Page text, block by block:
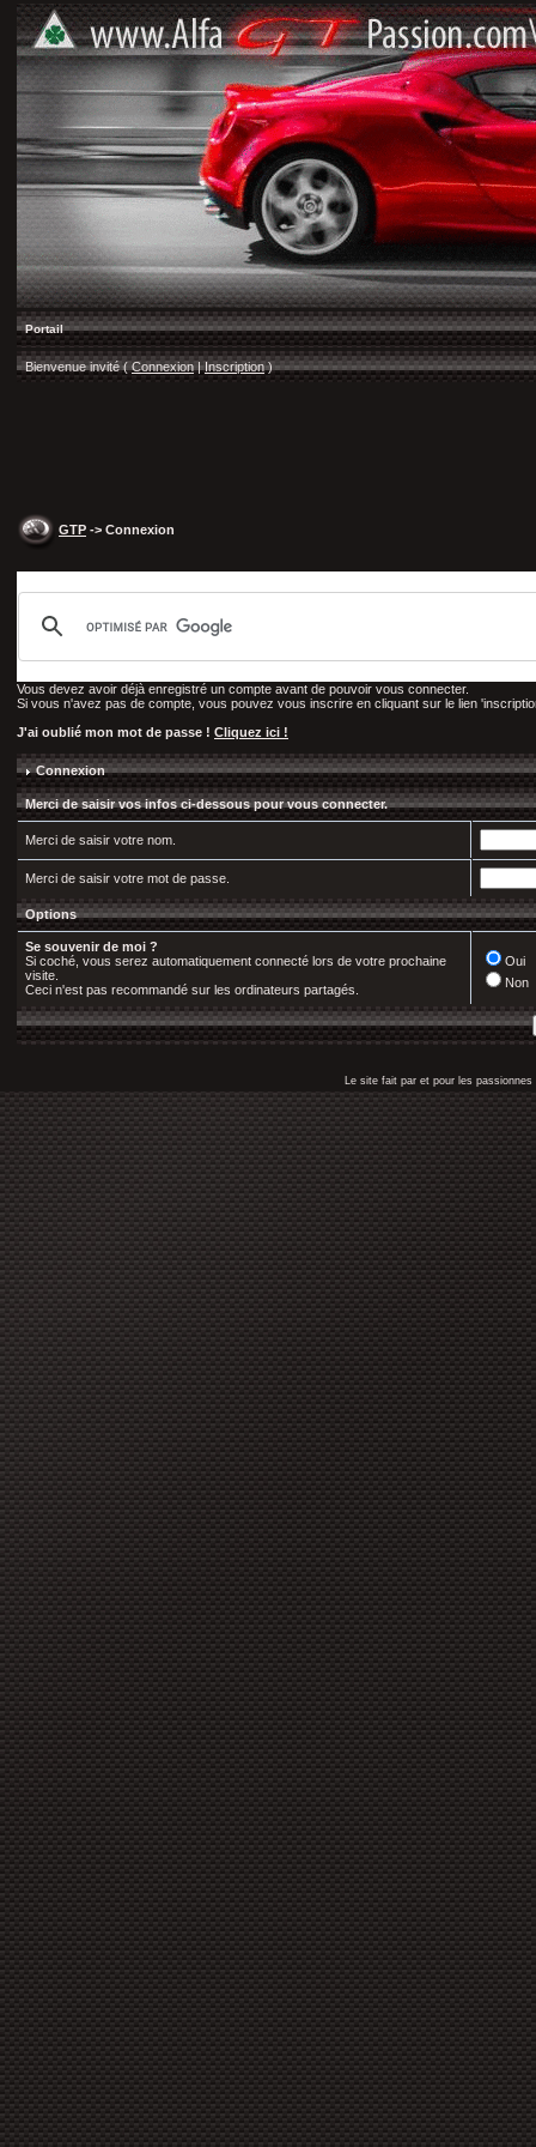
Portail
Bienvenue invité ( Connexion |Inscription)
GTP -> Connexion
Vous devez avoir déjà enregistré un compte avant de pouvoir vous connecter.
Si vous n'avez pas de compte, vous pouvez vous inscrire en cliquant sur le lien
J'ai oublié mon mot de passe ! Cliquez ici !
Connexion
Merci de saisir vos infos ci-dessous pour vous connecter.
Merci de saisir votre nom.
Merci de saisir votre mot de passe.
Options
Se souvenir de moi ?
Si coché, vous serez automatiquement connecté lors de votre prochaine
visite.
Ceci n'est pas recommandé sur les ordinateurs partagés.
Oui
Non
Le site fait par et pour les